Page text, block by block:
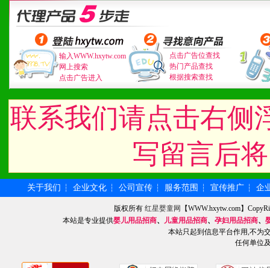
1、不断提升品牌的知名度
2、不断开创新产品不断满
化。
九、加盟优势
1、广告企划支持：产品
品全面配赠，免费提供软
册、专柜咨询手册等各种
2、市场保护支持：供优
统一底价供货、严格保证
输入WWW.hxytw.com
网上搜索
点击广告进入
点击广告位查找
热门产品查找
根据搜索查找
联系我们请点击右侧
写留言后
关于我们 ┆ 企业文化 ┆ 公司宣传 ┆ 服务范围 ┆ 宣传推广 ┆ 企
版权所有红星婴童网
【WWW.hxytw.com】
本站是专业提供婴儿用品招商、 儿童用品招商、 孕妇用品招商、
本站只起到信息平台作用,不为
任何单位